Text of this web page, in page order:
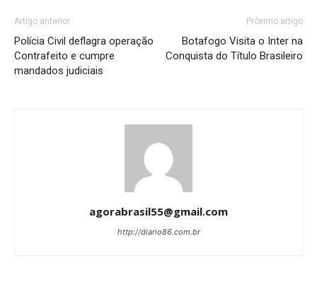
Artigo anterior
Polícia Civil deflagra operação
Contrafeito e cumpre
mandados judiciais
Próximo artigo
Botafogo Visita o Inter na
Conquista do Título Brasileiro
agorabrasil55@gmail.com
http://diario86.com.br